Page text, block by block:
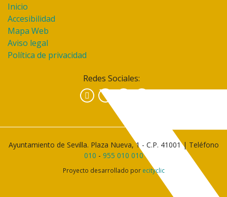
Inicio
Accesibilidad
Mapa Web
Aviso legal
Política de privacidad
Redes Sociales:
Facebook
Ayuntamiento de Sevilla. Plaza Nueva, 1 - C.P. 41001 | Teléfono
010 - 955 010 010
Proyecto desarrollado por ecityclic